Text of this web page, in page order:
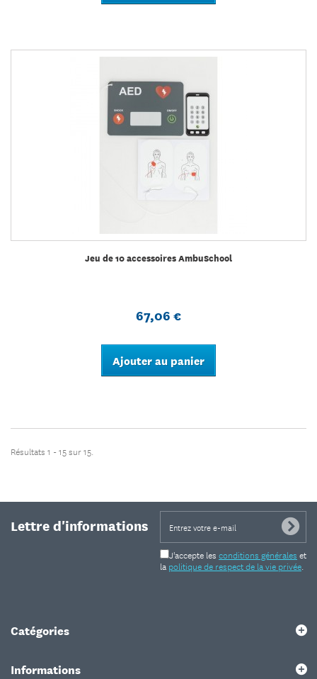
Jeu de 10 accessoires AmbuSchool
67,06 €
Ajouter au panier
Résultats 1 - 15 sur 15.
Lettre d'informations
J'accepte les conditions générales et
la politique de respect de la vie privée.
Catégories
Informations